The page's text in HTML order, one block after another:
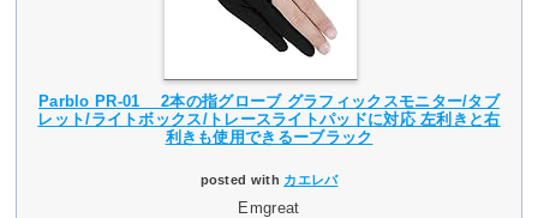
Parblo PR-01 2本の指グローブ グラフィックスモニター/タブ
レット/ライトボックス/トレースライトパッドに対応 左利きと右
利きも使用できるーブラック
posted with カエレバ
Emgreat